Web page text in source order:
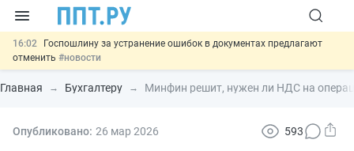
16:02
Госпошлину за устранение ошибок в документах предлагают
отменить #новости
15:25 Изменят правила контроля за подрядчиками ИЖС с эскроу-
счетами
#новости
14:02 Основания для выдворения иностранцев из России стало
Главная Бухгалтеру Минфин решит, нужен ли НДС на
Опубликовано: 26 мар 2026 593